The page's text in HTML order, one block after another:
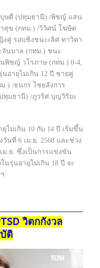
บุษดี (ปทุมธานี) /พิชญ์ แสน
สุข (กทม.) /วิวิศน์ โฆษิต
คู่ รอบชิงชนะเลิศ ทาวิตา
จันบาล (กทม.) ชนะ
ชญ์ วโรภาษ (กทม.) 0-4,
อายุไม่เกิน 12 ปี ชายคู่
.) /ธนกร ไชยลังการ
มธานี) /ภูวริศ บุญวิริยะ
ไม่เกิน 10 กับ 14 ปี เริ่มขึ้น
นที่ 6 เม.ย. 2568 และช่วง
ม.ย. ซึ่งเป็นการแข่งขัน
นรุ่นอายุไม่เกิน 18 ปี จะ
วิตกกังวล
ติ